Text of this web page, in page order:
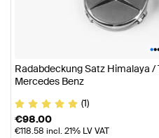
••
Radabdeckung Satz Himalaya
Mercedes Benz
(1)
€98.00
€118.58 incl. 21% LV VAT